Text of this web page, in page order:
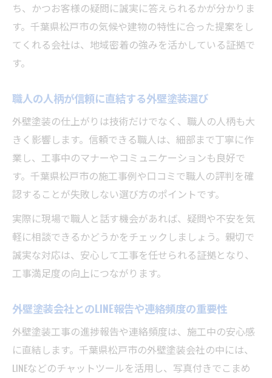
ち、かつお客様の疑問に誠実に答えられるかが分かりま
す。千葉県松戸市の気候や建物の特性に合った提案をし
てくれる会社は、地域密着の強みを活かしている証拠で
す。
職人の人柄が信頼に直結する外壁塗装選び
外壁塗装の仕上がりは技術だけでなく、職人の人柄も大
きく影響します。信頼できる職人は、細部まで丁寧に作
業し、工事中のマナーやコミュニケーションも良好で
す。千葉県松戸市の施工事例や口コミで職人の評判を確
認することが失敗しない選び方のポイントです。
実際に現場で職人と話す機会があれば、疑問や不安を気
軽に相談できるかどうかをチェックしましょう。親切で
誠実な対応は、安心して工事を任せられる証拠となり、
工事満足度の向上につながります。
外壁塗装会社とのLINE報告や連絡頻度の重要性
外壁塗装工事の進捗報告や連絡頻度は、施工中の安心感
に直結します。千葉県松戸市の外壁塗装会社の中には、
LINEなどのチャットツールを活用し、写真付きでこまめ